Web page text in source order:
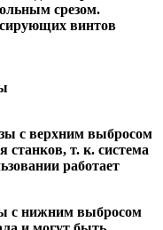
срезом.
винтов
с верхним выбросом
т. к. система
работает
с нижним выбросом